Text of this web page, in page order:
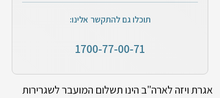
תוכלו גם להתקשר אלינו:
1700-77-00-71
אגרת ויזה לארה"ב הינו תשלום המועבר לשגרירות